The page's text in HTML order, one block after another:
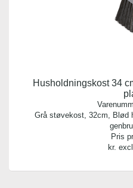
Antal
95%
Husholdningskost 34
Grå støvekost, 32cm, Blød
Pris
kr.